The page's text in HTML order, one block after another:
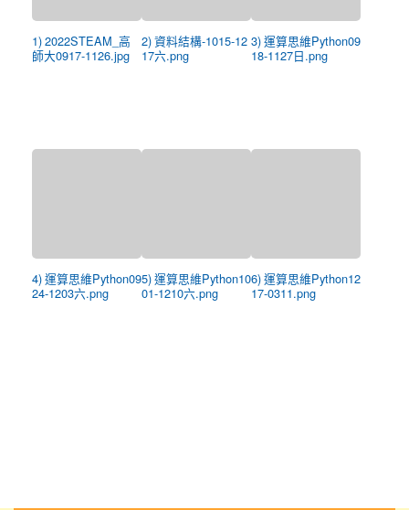
1) 2022STEAM_高
師大0917-1126.jpg
2) 資料結構-1015-12
17六.png
3) 運算思維Python09
18-1127日.png
4) 運算思維Python09
24-1203六.png
5) 運算思維Python10
01-1210六.png
6) 運算思維Python12
17-0311.png